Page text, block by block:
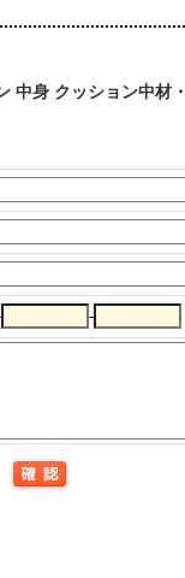
中身 クッション中材
-